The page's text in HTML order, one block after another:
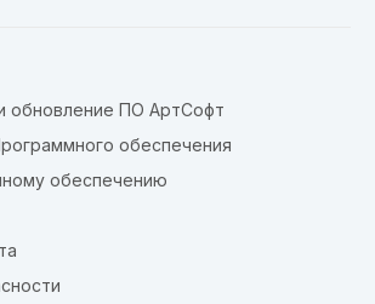
обновление ПО АртСофт
обеспечения
обеспечению